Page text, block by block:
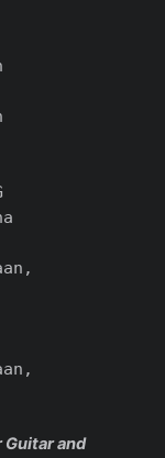
Guitar and